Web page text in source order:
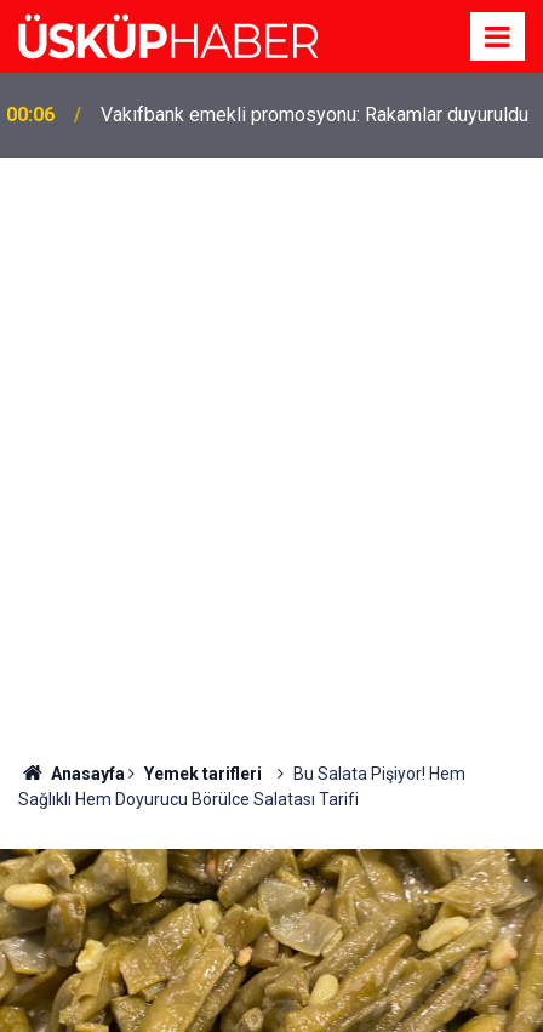
00:06 Vakıfbank emekli promosyonu: Rakamlar duyuruldu
19:21
Gözde oldu! Hem köy hem mahalle hayatı iç içe!
İzmir'deki doğal semt
Anasayfa Yemek tarifleri
Bu Salata Pişiyor! Hem
Sağlıklı Hem Doyurucu Börülce Salatası Tarifi